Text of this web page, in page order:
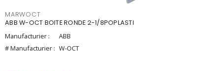
MARWOCT
ABB W-OCT BOITE RONDE 2-1/8POPLASTI
Manufacturier :
ABB
# Manufacturier : W-OCT